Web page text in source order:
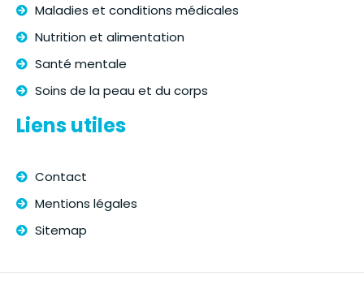
Maladies et conditions médicales
Nutrition et alimentation
Santé mentale
Soins de la peau et du corps
Liens utiles
Contact
Mentions légales
Sitemap